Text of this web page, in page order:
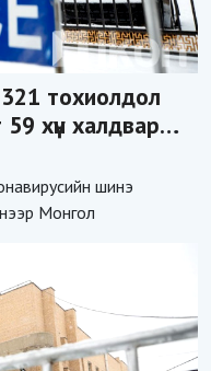
тохиолдол
хүн халдвар
шинэ
Монгол